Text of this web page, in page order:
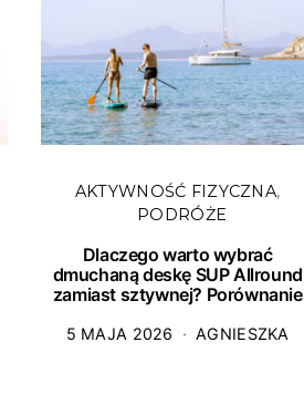
AKTYWNOŚĆ FIZYCZNA
PODRÓŻE
Dlaczego warto wybrać
dmuchaną deskę SUP Allround
zamiast sztywnej? Porównanie
5 MAJA 2026 AGNIESZKA